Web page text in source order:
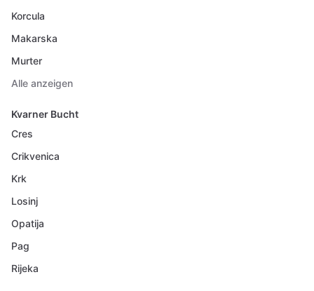
Korcula
Makarska
Murter
Alle anzeigen
Kvarner Bucht
Cres
Crikvenica
Krk
Losinj
Opatija
Pag
Rijeka